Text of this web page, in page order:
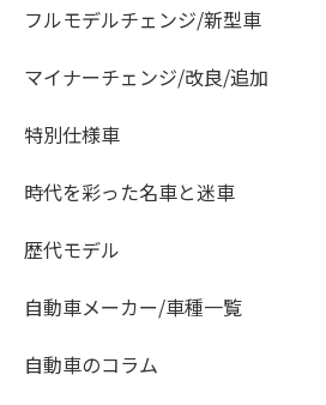
フルモデルチェンジ/新型車
マイナーチェンジ/改良/追加
特別仕様車
時代を彩った名車と迷車
歴代モデル
自動車メーカー/車種一覧
自動車のコラム